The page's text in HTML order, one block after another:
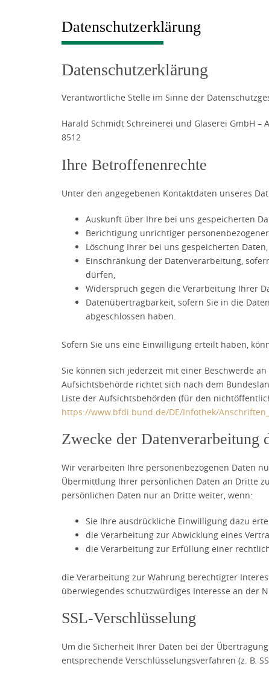
Datenschutzerklärung
Datenschutzerklärung
Verantwortliche Stelle im Sinne der
Harald Schmidt Schreinerei und Glaserei GmbH –
8512
Ihre Betroffenenrechte
Unter den angegebenen Kontaktdaten unseres
Auskunft über Ihre bei uns gespeicherten
Berichtigung unrichtiger personenbezogener
Löschung Ihrer bei uns gespeicherten Daten,
Einschränkung der Datenverarbeitung,
dürfen,
Widerspruch gegen die Verarbeitung Ihrer
Datenübertragbarkeit, sofern Sie in die
abgeschlossen haben.
Sofern Sie uns eine Einwilligung erteilt haben,
Sie können sich jederzeit mit einer Beschwerde
Aufsichtsbehörde richtet sich nach dem
Liste der Aufsichtsbehörden (für den
https://www.bfdi.bund.de/DE/Infothek/
Zwecke der
Wir verarbeiten Ihre personenbezogenen Daten
Übermittlung Ihrer persönlichen Daten an Dritte
persönlichen Daten nur an Dritte weiter, wenn:
Sie Ihre ausdrückliche Einwilligung dazu
die Verarbeitung zur Abwicklung eines
die Verarbeitung zur Erfüllung einer
die Verarbeitung zur Wahrung berechtigter
überwiegendes schutzwürdiges Interesse an der
SSL-Verschlüsselung
Um die Sicherheit Ihrer Daten bei der
entsprechende Verschlüsselungsverfahren (z. B.